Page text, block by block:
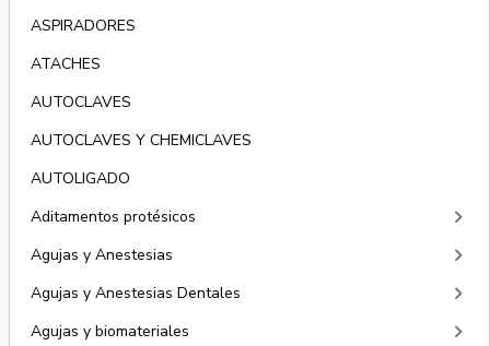
ASPIRADORES
ATACHES
AUTOCLAVES
AUTOCLAVES Y CHEMICLAVES
AUTOLIGADO
Aditamentos protésicos
keyboard_arrow_right
Agujas y Anestesias keyboard_arrow_right
Agujas y Anestesias Dentales keyboard_arrow_right
Agujas y biomateriales keyboard_arrow_right